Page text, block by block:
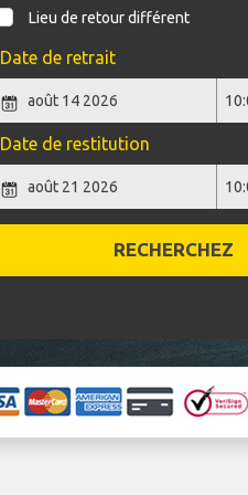
Lieu de retour différent
Date de retrait
Date de restitution
RECHERCHEZ